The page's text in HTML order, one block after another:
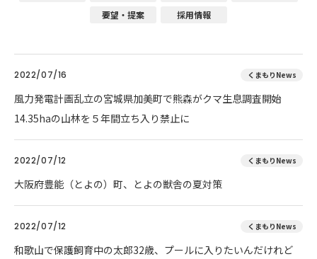
要望・提案
採用情報
2022/07/16 くまもりNews
風力発電計画乱立の宮城県加美町で熊森がクマ生息調査開始
14.35haの山林を５年間立ち入り禁止に
2022/07/12 くまもりNews
大阪府豊能（とよの）町、とよの獣舎の夏対策
2022/07/12 くまもりNews
和歌山で保護飼育中の太郎32歳、プールに入りたいんだけれど